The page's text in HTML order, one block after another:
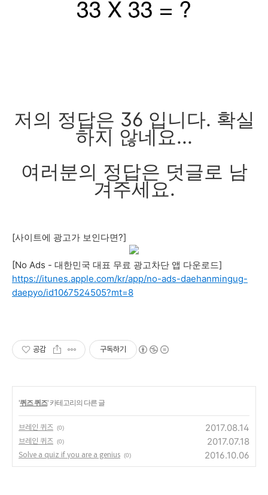
저의 정답은 36 입니다. 확실
하지 않네요...
여러분의 정답은 덧글로 남
겨주세요.
[사이트에 광고가 보인다면?]
[No Ads - 대한민국 대표 무료 광고차단 앱 다운로드]
https://itunes.apple.com/kr/app/no-ads-daehanmingug-
daepyo/id1067524505?mt=8
공감 구독하기
'퀴즈 퀴즈' 카테고리의 다른 글
브레인 퀴즈 (0) 2017.08.14
브레인 퀴즈 (0) 2017.07.18
Solve a quiz if you are a genius (0) 2016.10.06